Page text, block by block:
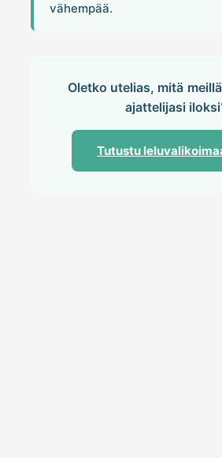
vähempää.
Oletko utelias, mitä
ajattelijasi
Tutustu